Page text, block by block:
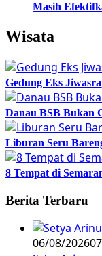
Masih
Wisata
Gedung Eks
Danau BSB Bukan
Liburan Seru
8 Tempat di
Berita Terbaru
06/08/2026